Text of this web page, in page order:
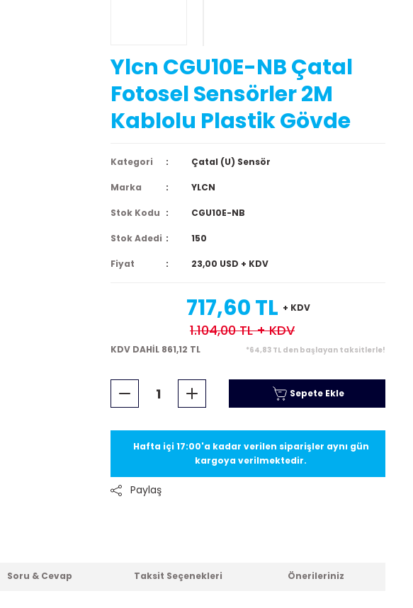
Ylcn CGU10E-NB Çatal
Fotosel Sensörler 2M
Kablolu Plastik Gövde
Kategori Çatal (U) Sensör
Marka YLCN
Stok Kodu CGU10E-NB
Stok Adedi 150
Fiyat 23,00 USD + KDV
717,60 TL + KDV
1.104,00 TL+ KDV
KDV DAHİL 861,12 TL *64,83 TL den başlayan taksitlerle!
Sepete Ekle
Hafta içi 17:00'a kadar verilen siparişler aynı gün
kargoya verilmektedir.
Paylaş
Soru & Cevap Taksit Seçenekleri Önerileriniz